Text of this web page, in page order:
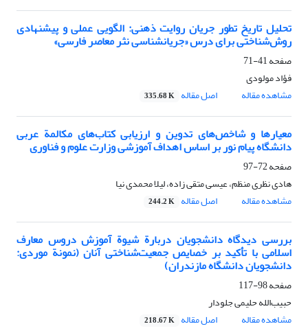
تحلیل تاریخ تطور جریان روایت ذهنی: الگویی عملی و پیشنهادی
روش‌شناختی برای درس «جریان‎شناسی نثر معاصر فارسی»
صفحه41-71
فؤاد مولودی
مشاهده مقاله
اصل مقاله 335.68 K
معیارها و شاخص‌های تدوین و ارزیابی کتاب‌های مکالمة عربی
دانشگاه پیام نور بر اساس اهداف آموزشی وزارت علوم و فناوری
صفحه72-97
هادی نظری منظم، عیسی متقی زاده، لیلا محمدی نیا
مشاهده مقاله
اصل مقاله 244.2 K
بررسی دیدگاه دانشجویان دربارة شیوة آموزش دروس معارف
اسلامی با تأکید بر خصایص جمعیت‌شناختی آنان (نمونة موردی:
دانشجویان دانشگاه مازندران)
صفحه98-117
حبیب‌الله حلیمی جلودار
مشاهده مقاله
اصل مقاله 218.67 K